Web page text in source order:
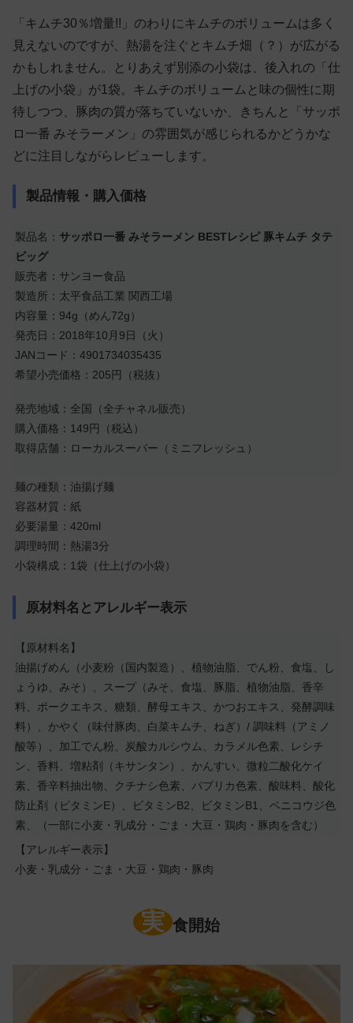
「キムチ30％増量!!」のわりにキムチのボリュームは多く
見えないのですが、熱湯を注ぐとキムチ畑（？）が広がる
かもしれません。とりあえず別添の小袋は、後入れの「仕
上げの小袋」が1袋。キムチのボリュームと味の個性に期
待しつつ、豚肉の質が落ちていないか、きちんと「サッポ
ロ一番 みそラーメン」の雰囲気が感じられるかどうかな
どに注目しながらレビューします。
製品情報・購入価格
製品名： サッポロ一番 みそラーメン BESTレシピ 豚キムチ タテ
ビッグ
販売者：サンヨー食品
製造所：太平食品工業 関西工場
内容量：94g（めん72g）
発売日：2018年10月9日（火）
JANコード：4901734035435
希望小売価格：205円（税抜）
発売地域：全国（全チャネル販売）
購入価格：149円（税込）
取得店舗：ローカルスーパー（ミニフレッシュ）
麺の種類：油揚げ麺
容器材質：紙
必要湯量：420ml
調理時間：熱湯3分
小袋構成：1袋（仕上げの小袋）
原材料名とアレルギー表示
【原材料名】
油揚げめん（小麦粉（国内製造）、植物油脂、でん粉、食塩、し
ょうゆ、みそ）、スープ（みそ、食塩、豚脂、植物油脂、香辛
料、ポークエキス、糖類、酵母エキス、かつおエキス、発酵調味
料）、かやく（味付豚肉、白菜キムチ、ねぎ）/ 調味料（アミノ
酸等）、加工でん粉、炭酸カルシウム、カラメル色素、レシチ
ン、香料、増粘剤（キサンタン）、かんすい、微粒二酸化ケイ
素、香辛料抽出物、クチナシ色素、パプリカ色素、酸味料、酸化
防止剤（ビタミンE）、ビタミンB2、ビタミンB1、ベニコウジ色
素、（一部に小麦・乳成分・ごま・大豆・鶏肉・豚肉を含む）
【アレルギー表示】
小麦・乳成分・ごま・大豆・鶏肉・豚肉
実 食開始